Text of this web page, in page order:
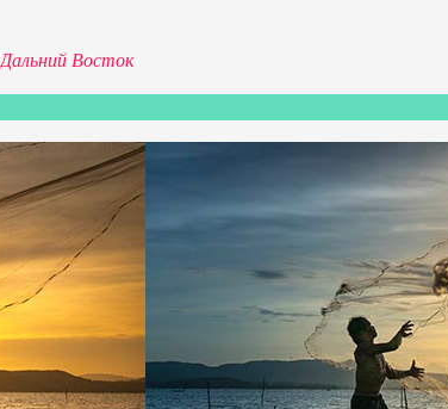
Дальний Восток